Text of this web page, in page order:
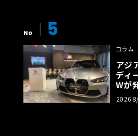
No 5
コラム
アジ
ディ
Wが
【木
2026